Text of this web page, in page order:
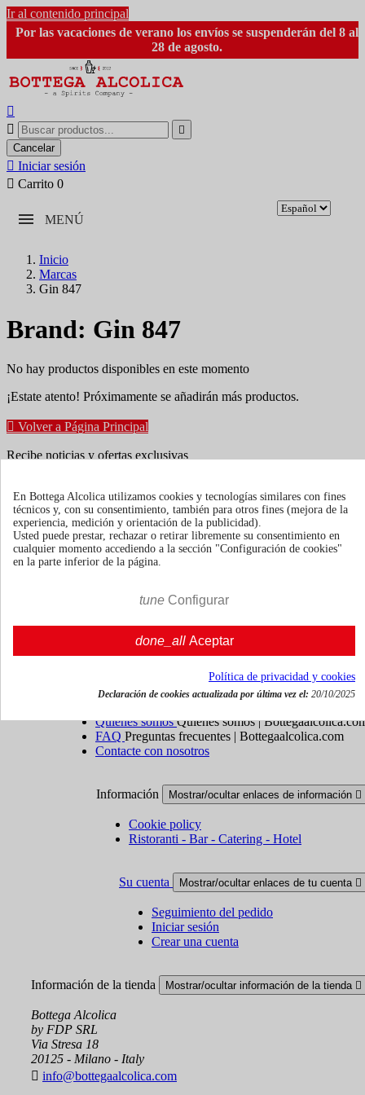
Ir al contenido principal
Por las vacaciones de verano los envíos se suspenderán del 8 al
28 de agosto.



Cancelar
 Iniciar sesión
 Carrito 0
MENÚ
Inicio
Marcas
Gin 847
Brand: Gin 847
No hay productos disponibles en este momento
¡Estate atento! Próximamente se añadirán más productos.
 Volver a Página Principal
Recibe noticias y ofertas exclusivas
Puede darse de baja en cualquier momento. Para ello, consulte
nuestra información de contacto en el aviso legal.
Términos y condiciones
Sobre nosotros Mostrar/ocultar enlaces de sobre nosotros
Quienes somosQuienes somos |
FAQ Preguntas frecuentes | Bottegaalcolica.com
Contacte con nosotros
Información Mostrar/ocultar enlaces de información 
Cookie policy
Ristoranti - Bar - Catering - Hotel
Su cuenta Mostrar/ocultar enlaces de tu cuenta 
Seguimiento del pedido
Iniciar sesión
Crear una cuenta
Información de la tienda Mostrar/ocultar información de la tienda 
Bottega Alcolica
by FDP SRL
Via Stresa 18
20125 - Milano - Italy
 info@bottegaalcolica.com
En Bottega Alcolica utilizamos cookies y tecnologías similares con fines
técnicos y, con su consentimiento, también para otros fines (mejora de la
experiencia, medición y orientación de la publicidad).
Usted puede prestar, rechazar o retirar libremente su consentimiento en
cualquier momento accediendo a la sección "Configuración de cookies"
en la parte inferior de la página.
tune Configurar
done_all Aceptar
Política de privacidad y cookies
Declaración de cookies actualizada por última vez el: 20/10/2025